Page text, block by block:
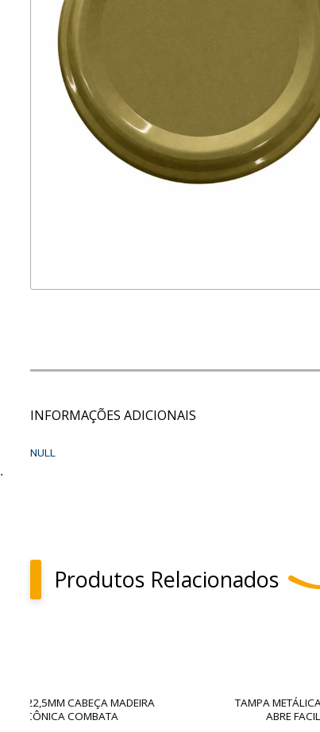
INFORMAÇÕES ADICIONAIS
NULL
.
Produtos Relacionados
TAMPA METÁLICA 113MM SEM SELO
ABRE FACIL – DOURADA